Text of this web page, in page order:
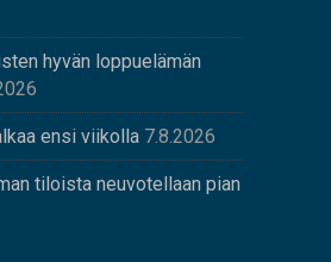
hyvän loppuelämän
ensi viikolla 7.8.2026
tiloista neuvotellaan pian